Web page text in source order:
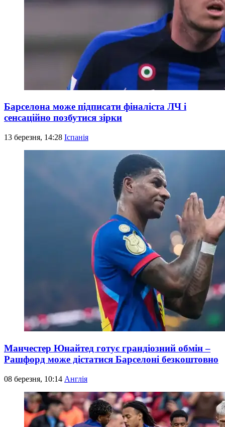
Барселона може підписати фіналіста ЛЧ і
сенсаційно позбутися зірки
13 березня, 14:28 Іспанія
Манчестер Юнайтед готує грандіозний обмін –
Рашфорд може дістатися Барселоні безкоштовно
08 березня, 10:14 Англія